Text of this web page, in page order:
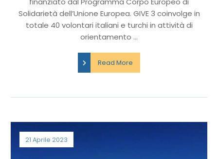
Solidarietà dell’Unione Europea. GIVE 3 coinvolge in
totale 40 volontari italiani e turchi in attività di
orientamento ...
Read More
21 Aprile 2023